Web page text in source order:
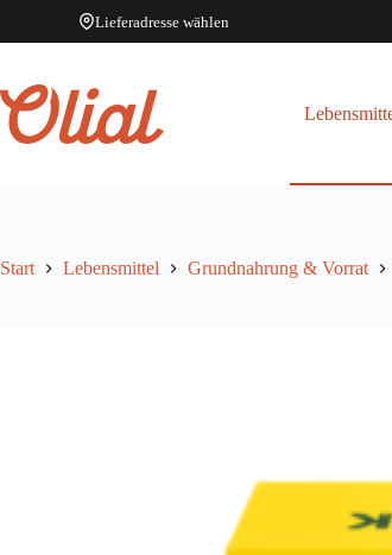
Lieferadresse wählen
springen
Start Lebensmittel Grundnahrung & Vorrat